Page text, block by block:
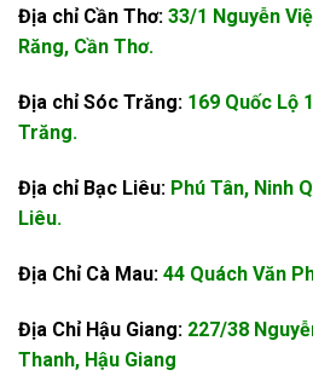
Địa chỉ Cần Thơ: 33/1 Nguyễn
Răng, Cần Thơ.
Địa chỉ Sóc Trăng: 169 Quốc Lộ
Trăng.
Địa chỉ Bạc Liêu: Phú Tân, Ninh
Liêu.
Địa Chỉ Cà Mau: 44 Quách Văn
Địa Chỉ Hậu Giang: 227/38
Thanh, Hậu Giang